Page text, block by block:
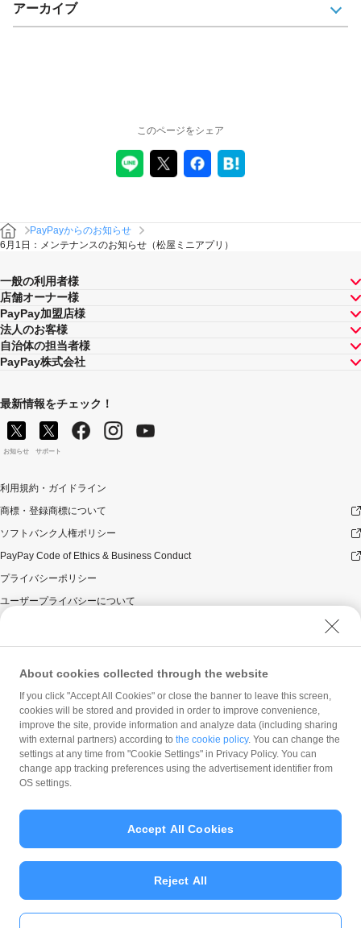
アーカイブ
このページをシェア
PayPayからのお知らせ
6月1日：メンテナンスのお知らせ（松屋ミニアプリ）
一般の利用者様
店舗オーナー様
PayPay加盟店様
法人のお客様
自治体の担当者様
PayPay株式会社
最新情報をチェック！
お知らせ サポート
利用規約・ガイドライン
商標・登録商標について
ソフトバンク人権ポリシー
PayPay Code of Ethics & Business Conduct
プライバシーポリシー
ユーザープライバシーについて
ウェブサイト利用規約
反社会的勢力に対する方針
勧誘方針
マネロン等基本方針
カスタマーハラスメントに関する当社の考え方
© PayPay Corporation
About cookies collected through the website
If you click "Accept All Cookies" or close the banner to leave this screen,
cookies will be stored and provided in order to improve convenience,
improve the site, provide information and analyze data (including sharing
with external partners) according to the cookie policy. You can change the
settings at any time from "Cookie Settings" in Privacy Policy. You can
change app tracking preferences using the advertisement identifier from
OS settings.
Reject All
Accept All Cookies